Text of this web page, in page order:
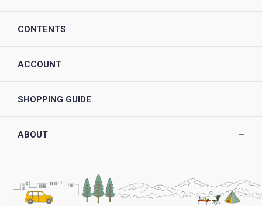
CONTENTS
ACCOUNT
SHOPPING GUIDE
ABOUT